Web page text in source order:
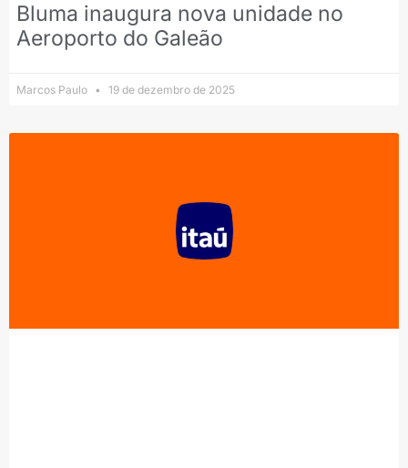
Bluma inaugura nova unidade no
Aeroporto do Galeão
Marcos Paulo 19 de dezembro de 2025